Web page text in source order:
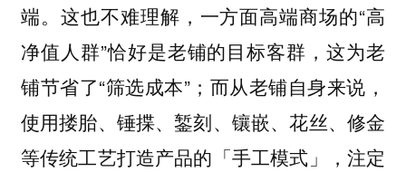
端。这也不难理解，一方面高端商场的“高
净值人群”恰好是老铺的目标客群，这为老
铺节省了“筛选成本”；而从老铺自身来说，
使用搂胎、锤揲、錾刻、镶嵌、花丝、修金
等传统工艺打造产品的「手工模式」，注定